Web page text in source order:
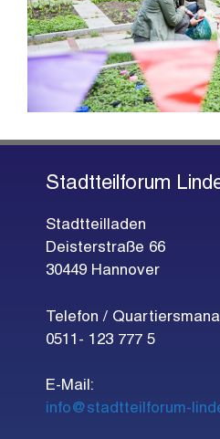
Stadtteilforum
Stadtteilladen
Deisterstraße 66
30449 Hannover
Telefon /
0511- 123 777 5
E-Mail:
info@stadtteilforum-